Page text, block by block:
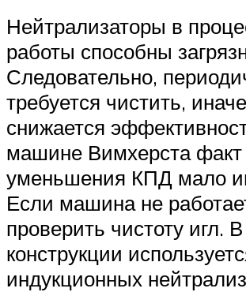
Нейтрализаторы в
работы способны
Следовательно,
требуется чистить, иначе
снижается
машине Вимхерста факт
уменьшения КПД мало
Если машина не
проверить чистоту игл. В
конструкции
индукционных